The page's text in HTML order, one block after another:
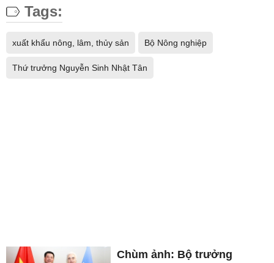
Tags:
xuất khẩu nông, lâm, thủy sản Bộ Nông nghiệp
Thứ trưởng Nguyễn Sinh Nhật Tân
Chùm ảnh: Bộ trưởng